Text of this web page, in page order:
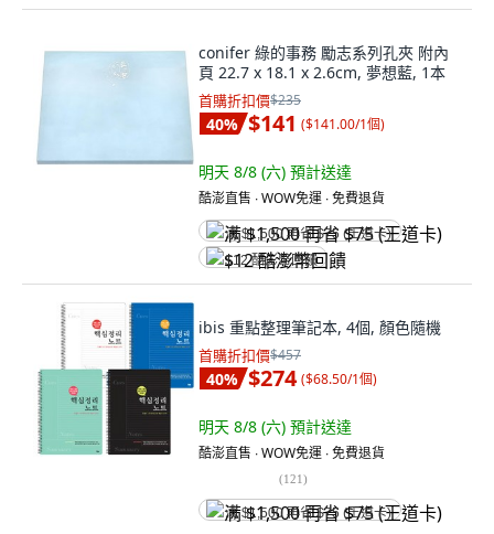
conifer 綠的事務 勵志系列孔夾 附內
頁 22.7 x 18.1 x 2.6cm, 夢想藍, 1本
首購折扣價$235
40% $141 ($141.00/1個)
明天 8/8 (六) 預計送達
酷澎直售 ∙ WOW免運 ∙ 免費退貨
满 $1,500 再省 $75 (王道卡)
$12 酷澎幣回饋
ibis 重點整理筆記本, 4個, 顏色隨機
首購折扣價$457
40% $274 ($68.50/1個)
明天 8/8 (六) 預計送達
酷澎直售 ∙ WOW免運 ∙ 免費退貨
(121)
满 $1,500 再省 $75 (王道卡)